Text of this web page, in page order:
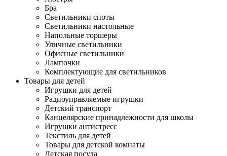
Бра
Светильники споты
Светильники настольные
Напольные торшеры
Уличные светильники
Офисные светильники
Лампочки
Комплектующие для светильников
Товары для детей
Игрушки для детей
Радиоуправляемые игрушки
Детский транспорт
Канцелярские принадлежности для школы
Игрушки антистресс
Текстиль для детей
Товары для детской комнаты
Детская посуда